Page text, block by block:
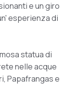
e un giro
esperienza di
statua di
nelle acque
Papafrangas e